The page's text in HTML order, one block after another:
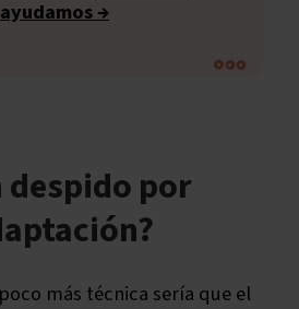
ayudamos →
despido por
más técnica sería que el